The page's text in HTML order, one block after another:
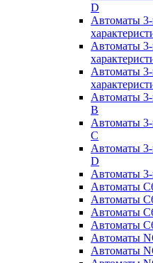
D
Автоматы
Автоматы
Автоматы
Автоматы
B
Автоматы
C
Автоматы
D
Автоматы
Автоматы
Автоматы
Автоматы
Автоматы
Автоматы
Автоматы